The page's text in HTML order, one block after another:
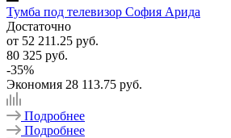
Тумба под телевизор София Арида
Достаточно
от 52 211.25 руб.
80 325 руб.
-35%
Экономия 28 113.75 руб.
Подробнее
Подробнее